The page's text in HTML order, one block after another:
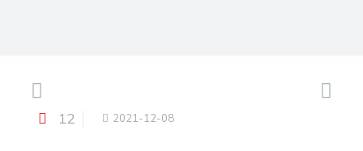
12 2021-12-08